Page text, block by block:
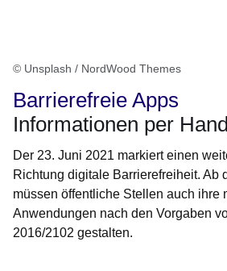
© Unsplash / NordWood Themes
Barrierefreie Apps
Informationen per
Der 23. Juni 2021 markiert einen
Richtung digitale Barrierefreiheit. Ab
müssen öffentliche Stellen auch ihre
Anwendungen nach den Vorgaben
2016/2102 gestalten.